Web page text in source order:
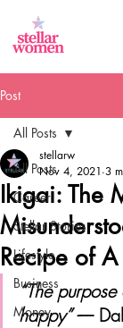
Post
All Posts
Career
Stellar Stories
Lifestyle
Business
Money
All Posts
Ikigai: The
Recipe of
stellarw
Nov 4, 2021 3
“The
happy” -----